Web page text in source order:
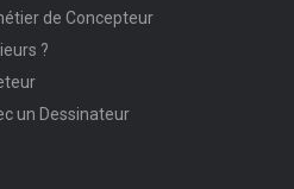
de Concepteur
?
un Dessinateur